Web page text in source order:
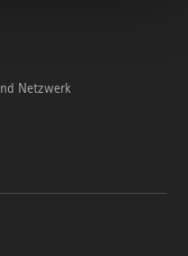
Netzwerk